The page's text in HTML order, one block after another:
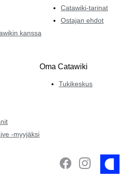
kanssa
Catawiki-tarinat
Ostajan ehdot
-myyjäksi
Oma Catawiki
Tukikeskus